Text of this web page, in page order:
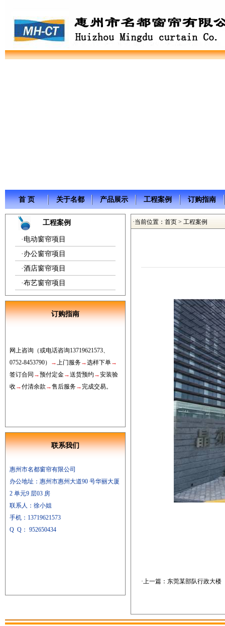
首 页 关于名都 产品展示 工程案例 订购指南
工程案例
· 电动窗帘项目
· 办公窗帘项目
·酒店窗帘项目
·布艺窗帘项目
订购指南
网上咨询 （或电话咨询13719621573、
0752-8453790） →上门服务→选样下单→
签订合同 →预付定金→送货预约 →安装验
收 →付清余款 →售后服务→完成交易。
联系我们
惠州市名都窗帘有限公司
办公地址：惠州市惠州大道90 号华丽大厦
2 单元9 层03 房
联系人：徐小姐
手机： 13719621573
Q Q ： 952650434
·当前位置： 首页 > 工程案例
·上一篇： 东莞某部队行政大楼